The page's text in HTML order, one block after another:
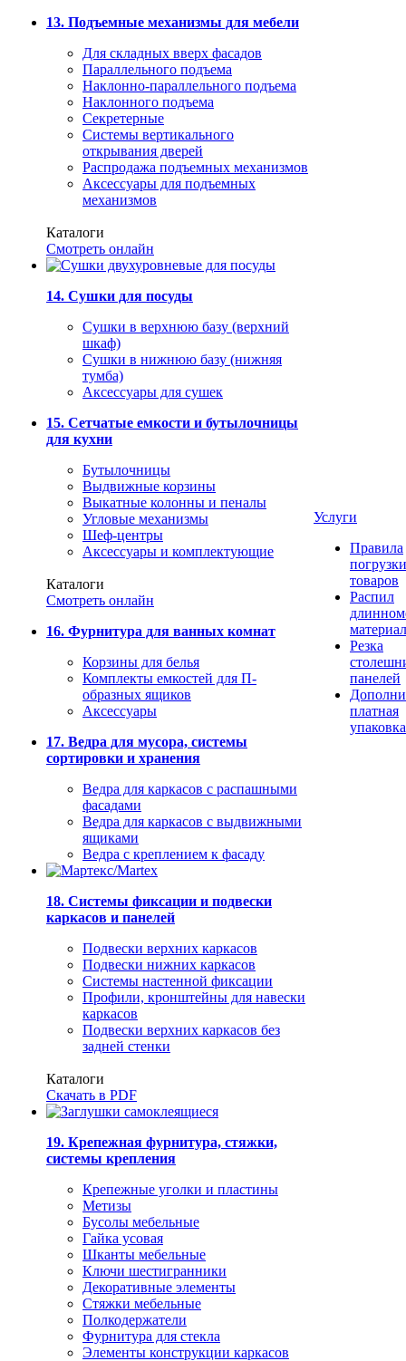
13. Подъемные механизмы для мебели
Для складных вверх фасадов
Параллельного подъема
Наклонно-параллельного подъема
Наклонного подъема
Секретерные
Системы вертикального
открывания дверей
Распродажа подъемных механизмов
Аксессуары для подъемных
механизмов
Каталоги
Смотреть онлайн
14. Сушки для посуды
Сушки в верхнюю базу (верхний
шкаф)
Сушки в нижнюю базу (нижняя
тумба)
Аксессуары для сушек
15. Сетчатые емкости и бутылочницы
для кухни
Бутылочницы
Выдвижные корзины
Выкатные колонны и пеналы
Угловые механизмы
Шеф-центры
Аксессуары и комплектующие
Каталоги
Смотреть онлайн
16. Фурнитура для ванных комнат
Корзины для белья
Комплекты емкостей для П-
образных ящиков
Аксессуары
17. Ведра для мусора, системы
сортировки и хранения
Ведра для каркасов с распашными
фасадами
Ведра для каркасов с выдвижными
ящиками
Ведра с креплением к фасаду
18. Системы фиксации и подвески
каркасов и панелей
Подвески верхних каркасов
Подвески нижних каркасов
Системы настенной фиксации
Профили, кронштейны для навески
каркасов
Подвески верхних каркасов без
задней стенки
Каталоги
Скачать в PDF
19. Крепежная фурнитура, стяжки,
системы крепления
Крепежные уголки и пластины
Метизы
Бусолы мебельные
Гайка усовая
Шканты мебельные
Ключи шестигранники
Декоративные элементы
Стяжки мебельные
Полкодержатели
Фурнитура для стекла
Элементы конструкции каркасов
Услуги
Правила
погрузки
товаров
Распил
Резка
панелей
платная
упаковка